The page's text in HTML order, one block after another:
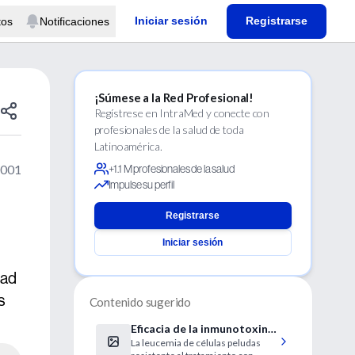
Notificaciones Iniciar sesión Registrarse
¡Súmese a la Red Profesional!
Regístrese en IntraMed y conecte con
profesionales de la salud de toda
Latinoamérica.
+1.1 M profesionales de la salud
Impulse su perfil
Registrarse
Iniciar sesión
Contenido sugerido
Eficacia de la inmunotoxina
BL22 anti-CD22
La leucemia de células peludas